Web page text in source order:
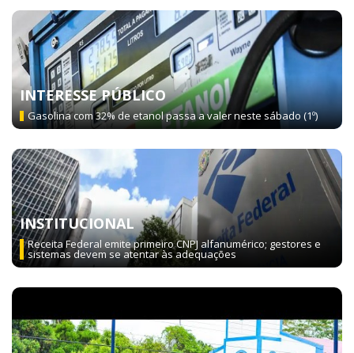
INTERESSE PÚBLICO
Gasolina com 32% de etanol passa a valer neste sábado (1º)
INSTITUCIONAL
Receita Federal emite primeiro CNPJ alfanumérico; gestores e
sistemas devem se atentar às adequações